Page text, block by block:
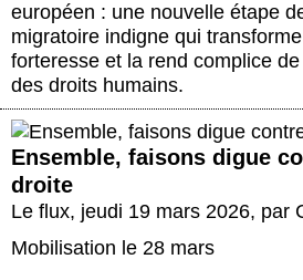
européen : une nouvelle étape
migratoire indigne qui
forteresse et la rend complice
des droits humains.
Ensemble, faisons digue
droite
Le flux, jeudi 19 mars 2026, par
Mobilisation le 28 mars